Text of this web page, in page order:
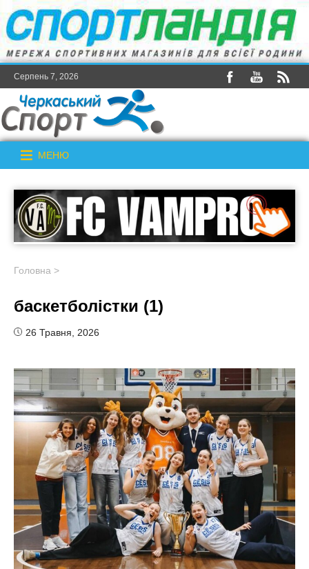
Серпень 7, 2026
МЕНЮ
Головна >
баскетболістки (1)
26 Травня, 2026